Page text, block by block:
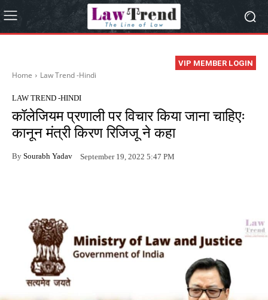
VIP MEMBER LOGIN
Home Law Trend -Hindi
LAW TREND -HINDI
कॉलेजियम प्रणाली पर विचार किया जाना चाहिएः
कानून मंत्री किरण रिजिजू ने कहा
By Sourabh Yadav September 19, 2022 5:47 PM